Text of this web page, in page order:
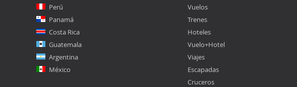
Perú
Panamá
Costa Rica
Guatemala
Argentina
México
Vuelos
Trenes
Hoteles
Vuelo+Hotel
Viajes
Escapadas
Cruceros